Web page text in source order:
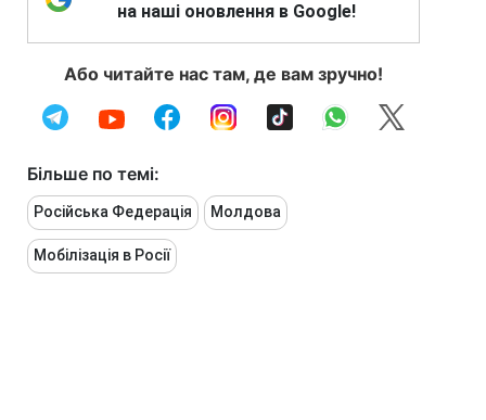
на наші оновлення в Google!
Або читайте нас там, де вам зручно!
Більше по темі:
Російська Федерація Молдова
Мобілізація в Росії